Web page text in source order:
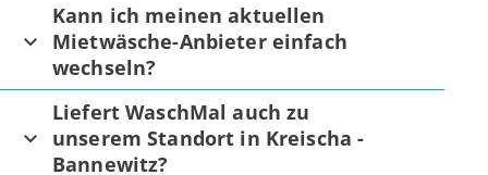
Kann ich meinen aktuellen
Mietwäsche-Anbieter einfach
wechseln?
Liefert WaschMal auch zu
unserem Standort in Kreischa -
Bannewitz?